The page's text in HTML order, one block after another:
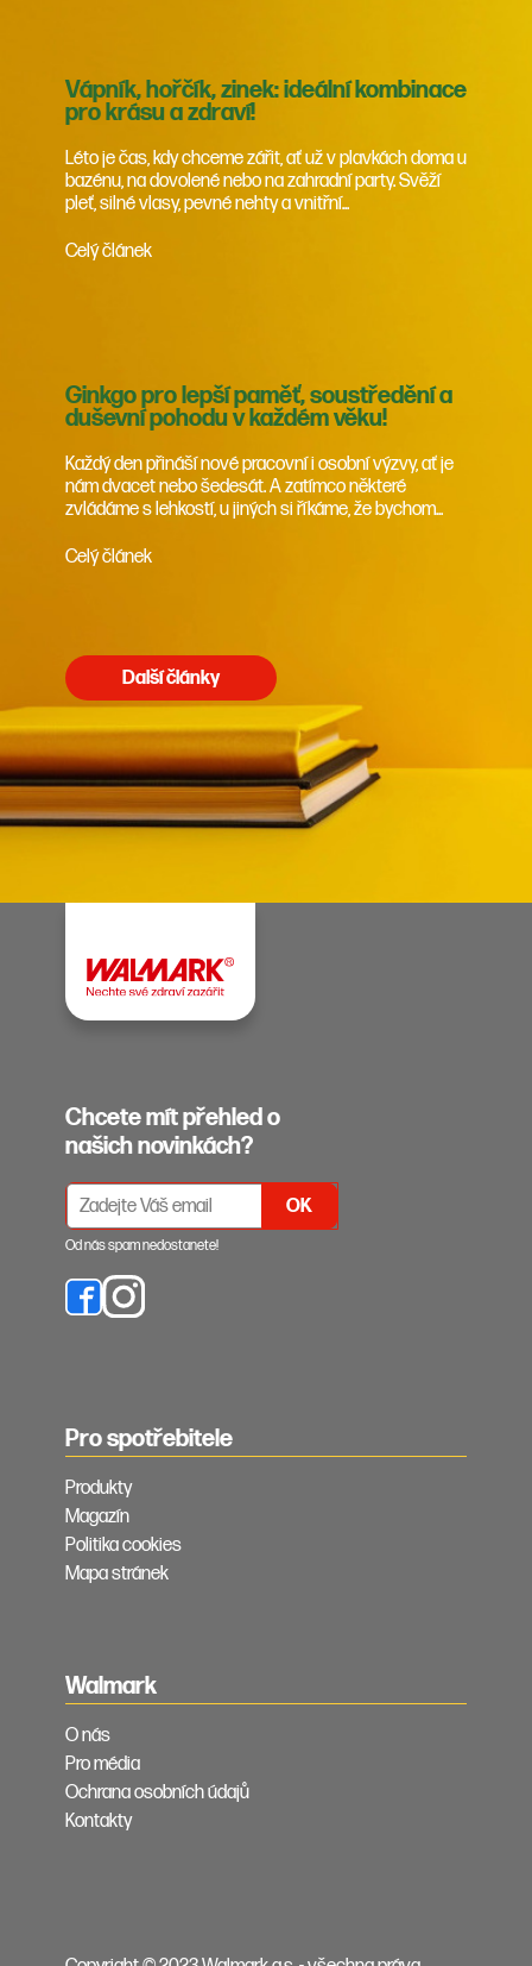
Vápník, hořčík, zinek: ideální kombinace
pro krásu a zdraví!
Léto je čas, kdy chceme zářit, ať už v plavkách doma u
bazénu, na dovolené nebo na zahradní party. Svěží
pleť, silné vlasy, pevné nehty a vnitřní...
Celý článek
Ginkgo pro lepší paměť, soustředění a
duševní pohodu v každém věku!
Každý den přináší nové pracovní i osobní výzvy, ať je
nám dvacet nebo šedesát. A zatímco některé
zvládáme s lehkostí, u jiných si říkáme, že bychom...
Celý článek
Další články
Pro spotřebitele
Produkty
Magazín
Politika cookies
Mapa stránek
Walmark
O nás
Pro média
Ochrana osobních údajů
Kontakty
Chcete mít přehled o
našich novinkách?
PŘIHLÁŠENÍ K ODBĚRU NEWSLETTERŮ
Od nás spam nedostanete!